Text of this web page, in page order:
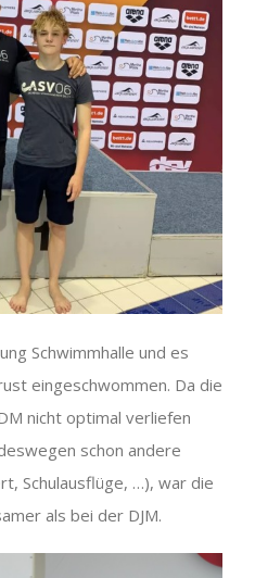
Schwimmhalle und es
eingeschwommen. Da die
nicht optimal verliefen
schon andere
Schulausflüge, …), war die
als bei der DJM.